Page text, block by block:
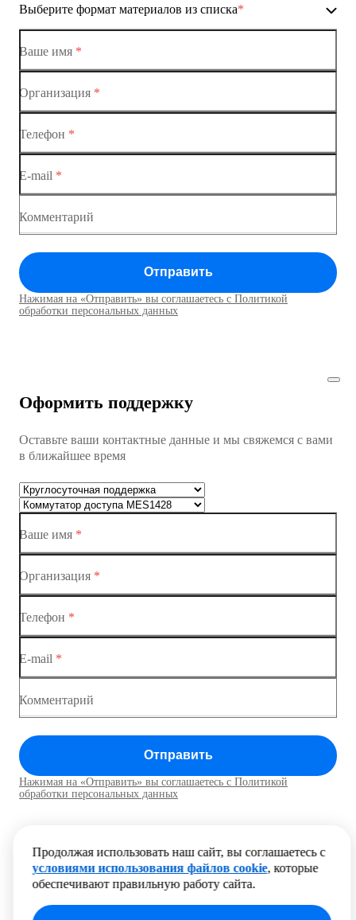
Коммутаторы доступа
Коммутатор доступа MES1428-03
Коммутатор доступа MES1428-04
Выберите формат материалов из списка*
Ethernet-коммутаторы
Коммутатор доступа MES1428
Коммутатор доступа MES1428
Коммутаторы доступа01
Коммутатор доступа MES1428
Коммутатор доступа MES1428
Коммутаторы доступа
Коммутатор доступа MES1428-02
Ваше имя *
Организация *
Телефон *
E-mail *
Комментарий
Отправить
Нажимая на «Отправить» вы соглашаетесь с Политикой
обработки персональных данных
Оформить поддержку
Оставьте ваши контактные данные и мы свяжемся с вами
в ближайшее время
Ваше имя *
Организация *
Телефон *
E-mail *
Комментарий
Отправить
Нажимая на «Отправить» вы соглашаетесь с Политикой
обработки персональных данных
Продолжая использовать наш сайт, вы соглашаетесь с
условиями использования файлов cookie, которые
обеспечивают правильную работу сайта.